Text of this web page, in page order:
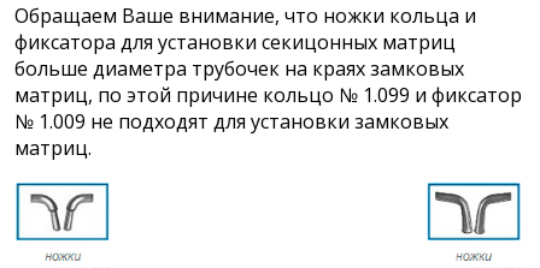
Обращаем Ваше внимание, что ножки кольца и
фиксатора для установки секицонных матриц
больше диаметра трубочек на краях замковых
матриц, по этой причине кольцо № 1.099 и фиксатор
№ 1.009 не подходят для установки замковых
матриц.